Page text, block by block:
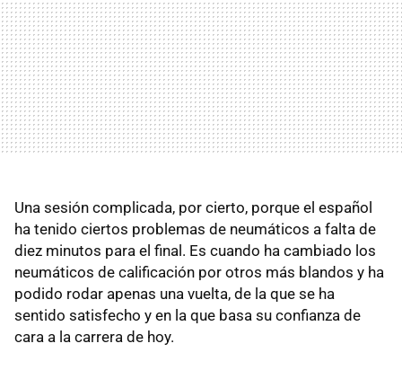
Una sesión complicada, por cierto, porque el español
ha tenido ciertos problemas de neumáticos a falta de
diez minutos para el final. Es cuando ha cambiado los
neumáticos de calificación por otros más blandos y ha
podido rodar apenas una vuelta, de la que se ha
sentido satisfecho y en la que basa su confianza de
cara a la carrera de hoy.